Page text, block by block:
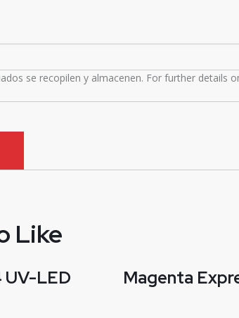
se recopilen y almacenen. For further details
Like
LED
Magenta